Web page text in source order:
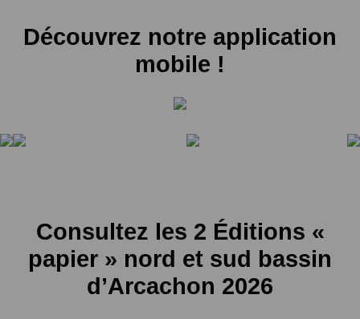
Découvrez notre application
mobile !
Consultez les 2 Éditions «
papier » nord et sud bassin
d’Arcachon 2026